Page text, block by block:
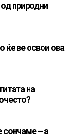
природни
ќе ве освои ова
на
сончаме – а